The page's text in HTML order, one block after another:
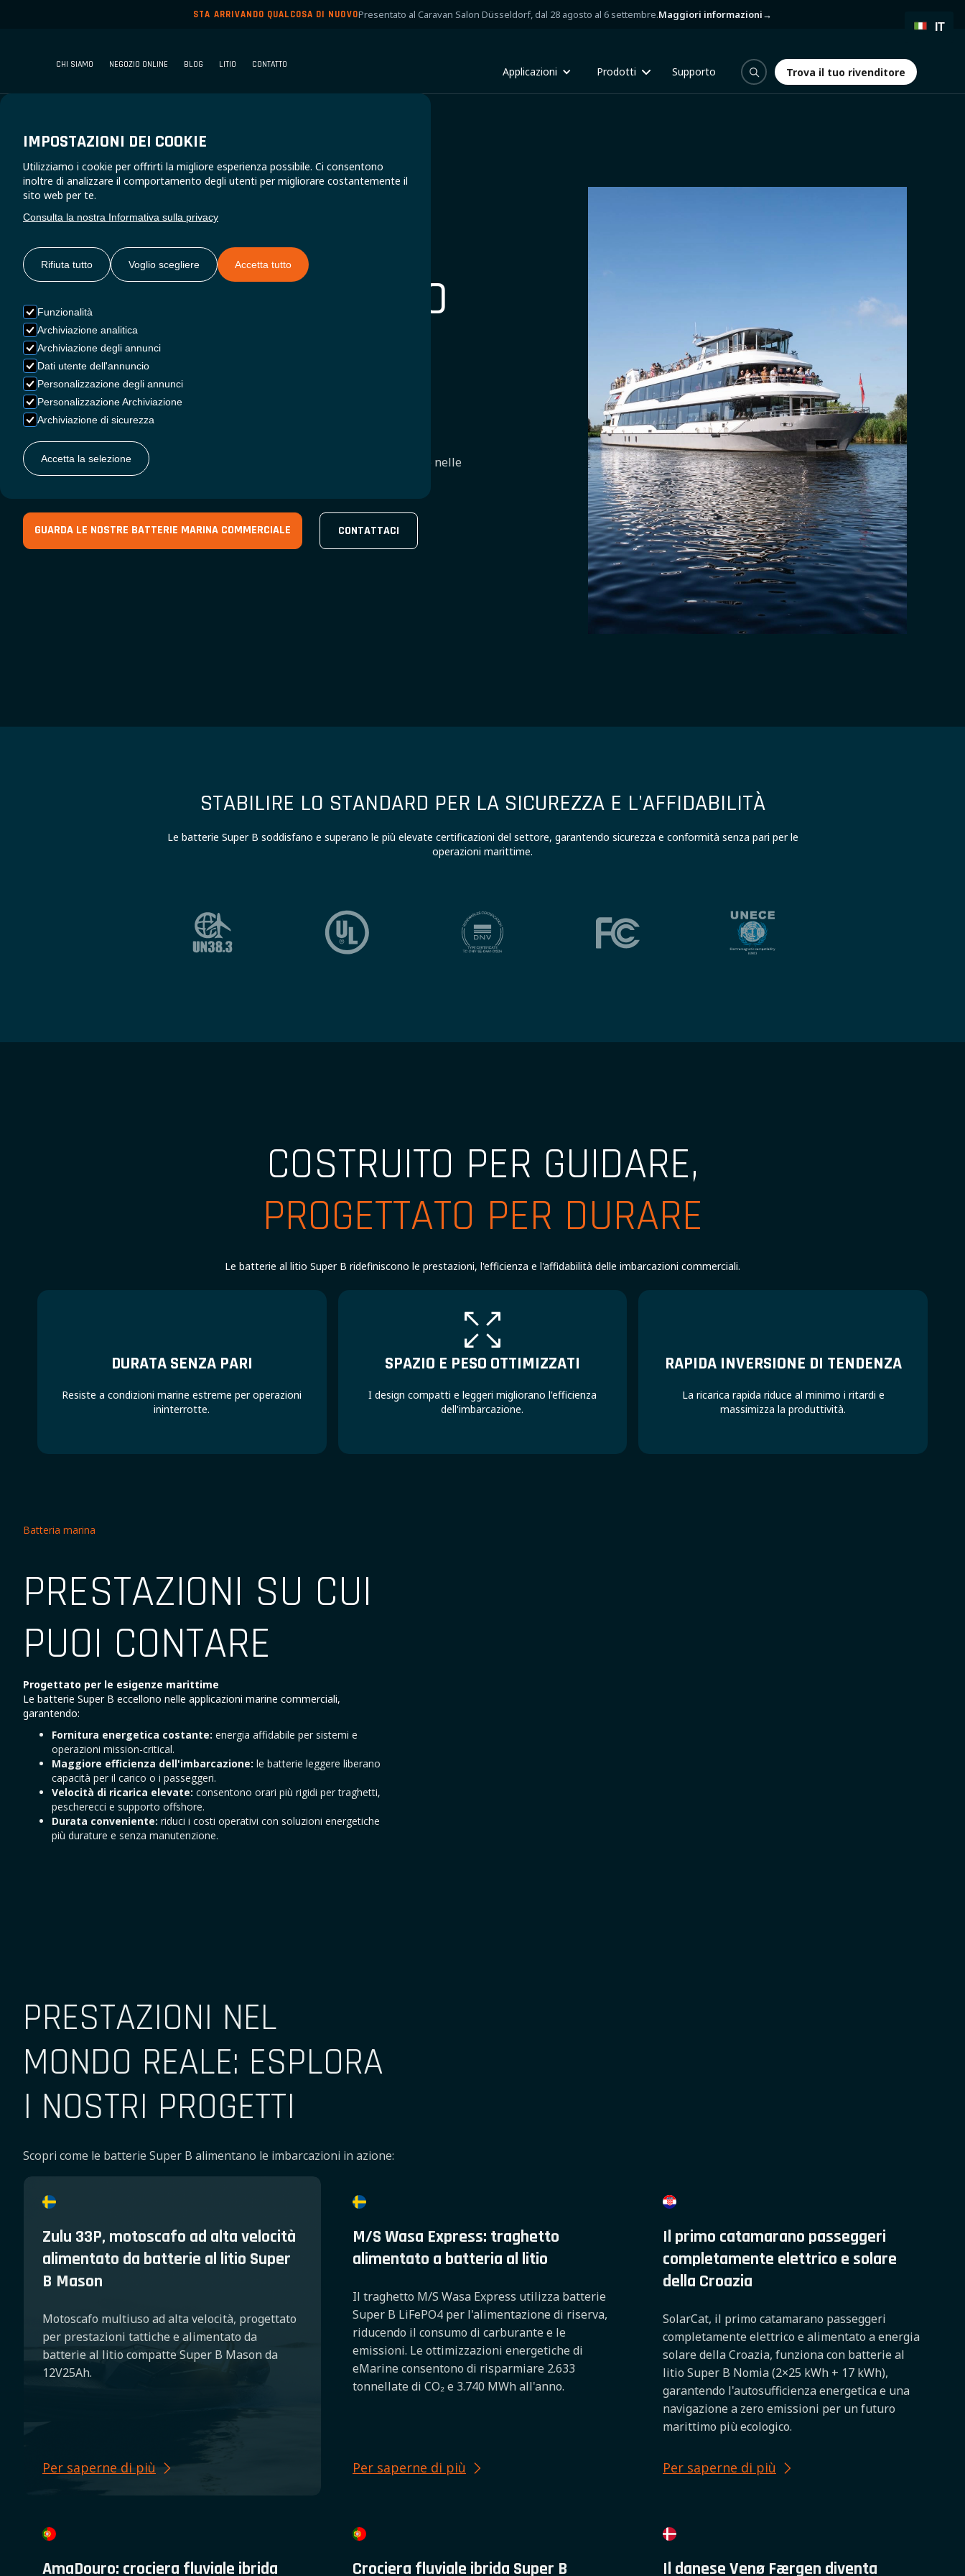
STA ARRIVANDO QUALCOSA DI NUOVOPresentato al Caravan Salon Düsseldorf, dal 28 agosto al 6 settembre.Maggiori informazioni→
CHI SIAMO NEGOZIO ONLINE BLOG LITIO CONTATTO
Applicazioni Prodotti Supporto
Trova il tuo rivenditore
Trova il tuo rivenditore
IMPOSTAZIONI DEI COOKIE
Utilizziamo i cookie per offrirti la migliore esperienza possibile. Ci consentono
inoltre di analizzare il comportamento degli utenti per migliorare costantemente il
sito web per te.
Consulta la nostra Informativa sulla privacy
Rifiuta tutto Voglio scegliere Accetta tutto
Funzionalità
Archiviazione analitica
Archiviazione degli annunci
Dati utente dell'annuncio
Personalizzazione degli annunci
Personalizzazione Archiviazione
Archiviazione di sicurezza
Accetta la selezione
ALIMENTARE IL FUTURO
DELLA MARINE
COMMERCIALE
Soluzioni energetiche senza compromessi per le imbarcazioni che navigano nelle
acque più difficili del mondo.
GUARDA LE NOSTRE BATTERIE MARINA COMMERCIALE CONTATTACI
STABILIRE LO STANDARD PER LA SICUREZZA E L'AFFIDABILITÀ
Le batterie Super B soddisfano e superano le più elevate certificazioni del settore, garantendo sicurezza e conformità senza pari per le
operazioni marittime.
COSTRUITO PER GUIDARE,
PROGETTATO PER DURARE
Le batterie al litio Super B ridefiniscono le prestazioni, l'efficienza e l'affidabilità delle imbarcazioni commerciali.
DURATA SENZA PARI
Resiste a condizioni marine estreme per operazioni
ininterrotte.
SPAZIO E PESO OTTIMIZZATI
I design compatti e leggeri migliorano l'efficienza
dell'imbarcazione.
RAPIDA INVERSIONE DI TENDENZA
La ricarica rapida riduce al minimo i ritardi e
massimizza la produttività.
Batteria marina
PRESTAZIONI SU CUI
PUOI CONTARE
Progettato per le esigenze marittime
Le batterie Super B eccellono nelle applicazioni marine commerciali,
garantendo:
Fornitura energetica costante: energia affidabile per sistemi e
operazioni mission-critical.
Maggiore efficienza dell'imbarcazione: le batterie leggere liberano
capacità per il carico o i passeggeri.
Velocità di ricarica elevate: consentono orari più rigidi per traghetti,
pescherecci e supporto offshore.
Durata conveniente: riduci i costi operativi con soluzioni energetiche
più durature e senza manutenzione.
PRESTAZIONI NEL
MONDO REALE: ESPLORA
I NOSTRI PROGETTI
Scopri come le batterie Super B alimentano le imbarcazioni in azione:
Zulu 33P, motoscafo ad alta velocità
alimentato da batterie al litio Super
B Mason
Motoscafo multiuso ad alta velocità, progettato
per prestazioni tattiche e alimentato da
batterie al litio compatte Super B Mason da
12V25Ah.
Per saperne di più
M/S Wasa Express: traghetto
alimentato a batteria al litio
Il traghetto M/S Wasa Express utilizza batterie
Super B LiFePO4 per l'alimentazione di riserva,
riducendo il consumo di carburante e le
emissioni. Le ottimizzazioni energetiche di
eMarine consentono di risparmiare 2.633
tonnellate di CO₂ e 3.740 MWh all'anno.
Per saperne di più
Il primo catamarano passeggeri
completamente elettrico e solare
della Croazia
SolarCat, il primo catamarano passeggeri
completamente elettrico e alimentato a energia
solare della Croazia, funziona con batterie al
litio Super B Nomia (2×25 kWh + 17 kWh),
garantendo l'autosufficienza energetica e una
navigazione a zero emissioni per un futuro
marittimo più ecologico.
Per saperne di più
AmaDouro: crociera fluviale ibrida Crociera fluviale ibrida Super B Il danese Venø Færgen diventa
IT